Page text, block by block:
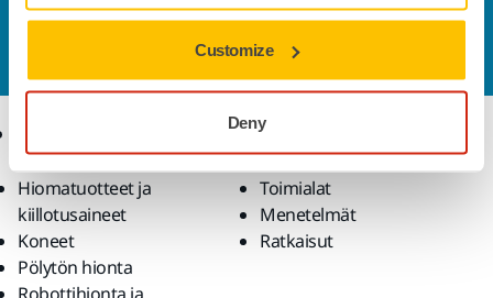
Customize
Deny
Haluatko tietää lisää?Ota yhteyttäja asiantunteva
tiimimme vastaa kaikkiin kysymyksiisi.
Hiomatuotteet ja
kiillotusaineet
Koneet
Pölytön hionta
Robottihionta ja
Osaaminen
Toimialat
Menetelmät
Ratkaisut